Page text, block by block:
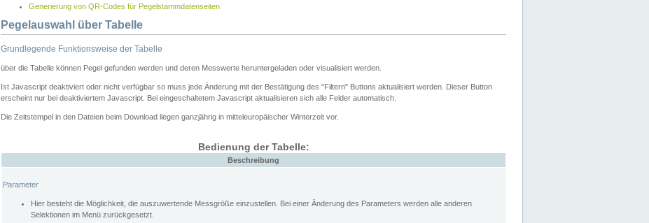
Generierung von QR-Codes für Pegelstammdatenseiten
Pegelauswahl über Tabelle
Grundlegende Funktionsweise der Tabelle
über die Tabelle können Pegel gefunden werden und deren Messwerte heruntergeladen oder visualisiert werden.
Ist Javascript deaktiviert oder nicht verfügbar so muss jede Änderung mit der Bestätigung des "Filtern" Buttons aktualisiert werden. Dieser Button
erscheint nur bei deaktiviertem Javascript. Bei eingeschaltetem Javascript aktualisieren sich alle Felder automatisch.
Die Zeitstempel in den Dateien beim Download liegen ganzjährig in mitteleuropäischer Winterzeit vor.
Bedienung der Tabelle:
Beschreibung
Parameter
Hier besteht die Möglichkeit, die auszuwertende Messgröße einzustellen. Bei einer Änderung des Parameters werden alle anderen
Selektionen im Menü zurückgesetzt.